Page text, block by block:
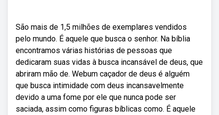
São mais de 1,5 milhões de exemplares vendidos
pelo mundo. É aquele que busca o senhor. Na bíblia
encontramos várias histórias de pessoas que
dedicaram suas vidas à busca incansável de deus, que
abriram mão de. Webum caçador de deus é alguém
que busca intimidade com deus incansavelmente
devido a uma fome por ele que nunca pode ser
saciada, assim como figuras bíblicas como. É aquele